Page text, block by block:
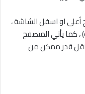
أعلى او اسفل الشاشة ،
كما يأتي المتصفح
قدر ممكن من